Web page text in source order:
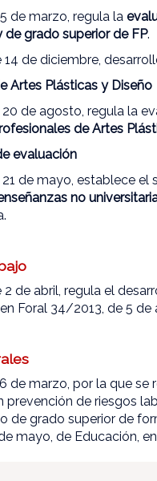
de marzo, regula la
grado superior de FP.
14 de diciembre,
Artes Plásticas y Diseño
20 de agosto, regula la
de Artes
evaluación
21 de mayo, establece el
no
2 de abril, regula el
Foral 34/2013, de 5 de
de marzo, por la que
de riesgos
de grado superior de
mayo, de Educación,